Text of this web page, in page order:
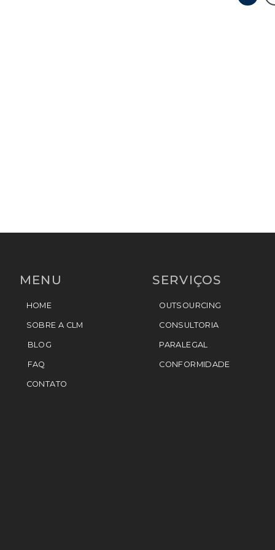
MENU
HOME
SOBRE A CLM
BLOG
FAQ
CONTATO
SERVIÇOS
OUTSOURCING
CONSULTORIA
PARALEGAL
CONFORMIDADE